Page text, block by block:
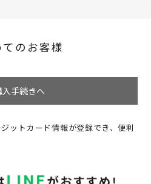
てのお客様
入手続きへ
ットカード情報が登録でき、便利